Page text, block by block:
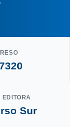
EDITORA
Sur